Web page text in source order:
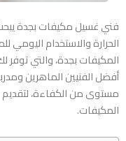
فني غسيل مكيفات بجدة
الحرارة والاستخدام اليومي
المكيفات بجدة، والتي توفر
أفضل الفنيين الماهرين
مستوى من الكفاءة،
المكيفات.